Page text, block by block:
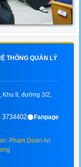
HỆ THỐNG QUẢN LÝ